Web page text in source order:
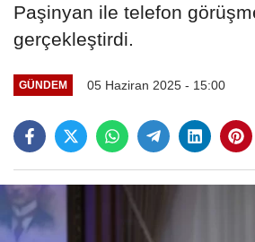
Paşinyan ile telefon
gerçekleştirdi.
GÜNDEM 05 Haziran 2025 - 15:00